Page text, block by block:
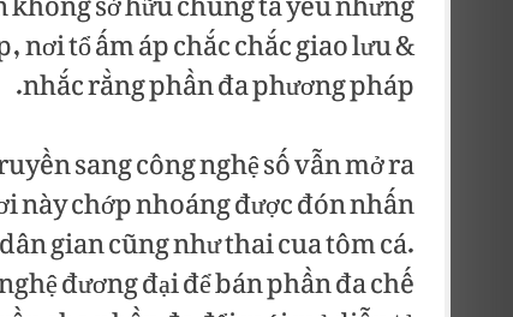
tổ ấm áp chắc chắc giao lưu &
nhắc rằng phần đa phương pháp.
sang công nghệ số vẫn mở ra
này chớp nhoáng được đón nhấn
gian cũng như thai cua tôm cá.
đương đại để bán phần đa chế